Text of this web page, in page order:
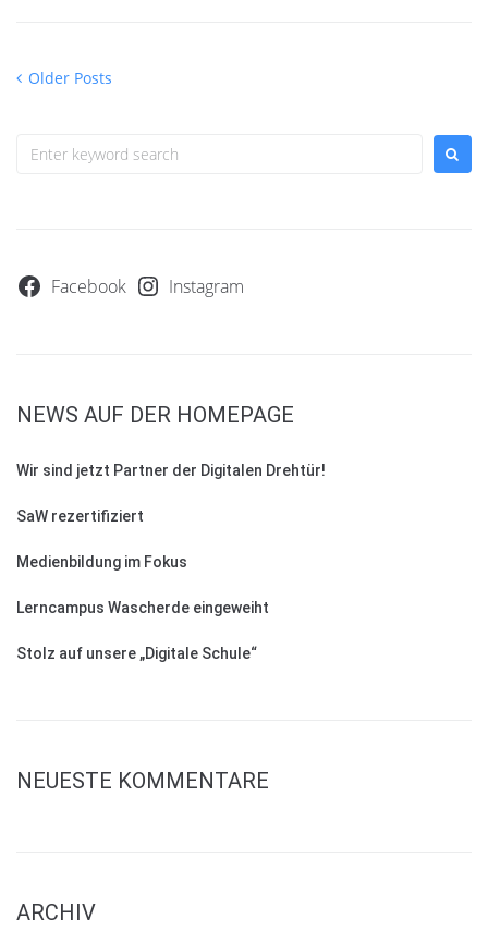
Older Posts
Facebook Instagram
NEWS AUF DER HOMEPAGE
Wir sind jetzt Partner der Digitalen Drehtür!
SaW rezertifiziert
Medienbildung im Fokus
Lerncampus Wascherde eingeweiht
Stolz auf unsere „Digitale Schule“
NEUESTE KOMMENTARE
ARCHIV